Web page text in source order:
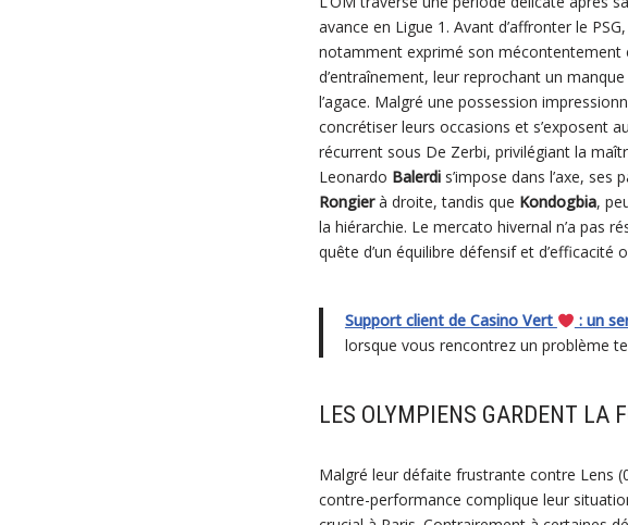
avance en Ligue 1. Avant d’affronter le PSG,
notamment exprimé son mécontentement
d’entraînement, leur reprochant un
l’agace. Malgré une possession
concrétiser leurs occasions et s’exposent
récurrent sous De Zerbi, privilégiant la
Leonardo Balerdis’impose dans l’axe, ses
Rongierà droite, tandis que Kondogbia,
la hiérarchie. Le mercato hivernal n’a pas
quête d’un équilibre défensif et d’efficacité
Support client de Casino Vert : un
lorsque vous rencontrez un problème
LES OLYMPIENS GARDENT LA
Malgré leur défaite frustrante contre Lens
contre-performance complique leur